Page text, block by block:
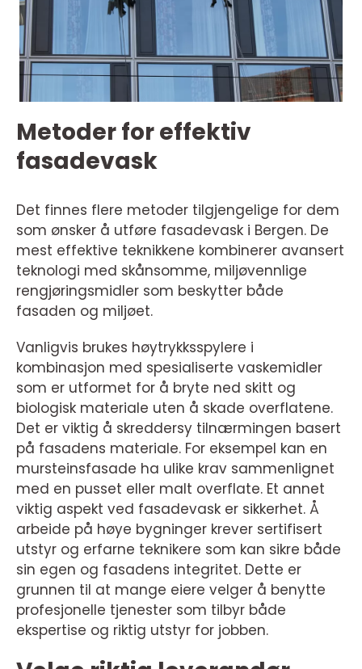
Metoder for effektiv
fasadevask
Det finnes flere metoder tilgjengelige for dem
som ønsker å utføre fasadevask i Bergen. De
mest effektive teknikkene kombinerer avansert
teknologi med skånsomme, miljøvennlige
rengjøringsmidler som beskytter både
fasaden og miljøet.
Vanligvis brukes høytrykksspylere i
kombinasjon med spesialiserte vaskemidler
som er utformet for å bryte ned skitt og
biologisk materiale uten å skade overflatene.
Det er viktig å skreddersy tilnærmingen basert
på fasadens materiale. For eksempel kan en
mursteinsfasade ha ulike krav sammenlignet
med en pusset eller malt overflate. Et annet
viktig aspekt ved fasadevask er sikkerhet. Å
arbeide på høye bygninger krever sertifisert
utstyr og erfarne teknikere som kan sikre både
sin egen og fasadens integritet. Dette er
grunnen til at mange eiere velger å benytte
profesjonelle tjenester som tilbyr både
ekspertise og riktig utstyr for jobben.